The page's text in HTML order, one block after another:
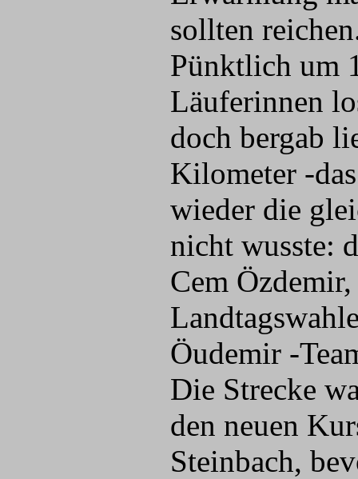
sollten
Pünktlich um
Läuferinnen
doch bergab
Kilometer -
wieder die
nicht wusste:
Cem
Öudemir -
Die Strecke
den neuen
Steinbach,